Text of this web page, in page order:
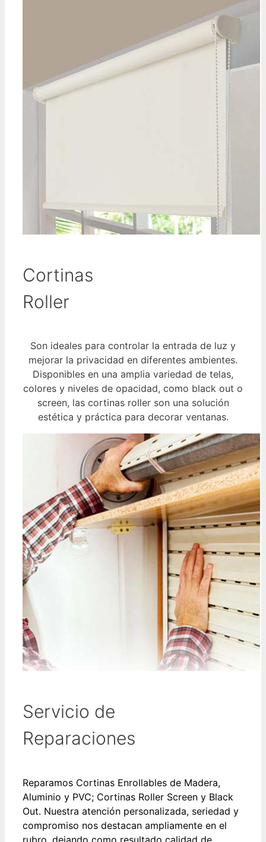
Cortinas
Roller
Son ideales para controlar la entrada de luz y
mejorar la privacidad en diferentes ambientes.
Disponibles en una amplia variedad de telas,
colores y niveles de opacidad, como black out o
screen, las cortinas roller son una solución
estética y práctica para decorar ventanas.
Servicio de
Reparaciones
Reparamos Cortinas Enrollables de Madera,
Aluminio y PVC; Cortinas Roller Screen y Black
Out. Nuestra atención personalizada, seriedad y
compromiso nos destacan ampliamente en el